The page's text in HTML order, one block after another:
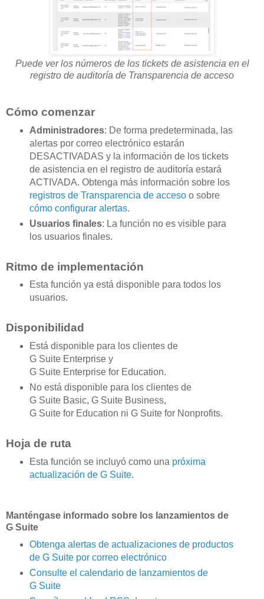
Puede ver los números de los tickets de asistencia en el
registro de auditoría de Transparencia de acceso
Cómo comenzar
Administradores: De forma predeterminada, las
alertas por correo electrónico estarán
DESACTIVADAS y la información de los tickets
de asistencia en el registro de auditoría estará
ACTIVADA. Obtenga más información sobre los
registros de Transparencia de accesoo sobre
cómo configurar alertas.
Usuarios finales: La función no es visible para
los usuarios finales.
Ritmo de implementación
Esta función ya está disponible para todos los
usuarios.
Disponibilidad
Está disponible para los clientes de
G Suite Enterprise y
G Suite Enterprise for Education.
No está disponible para los clientes de
G Suite Basic, G Suite Business,
G Suite for Education ni G Suite for Nonprofits.
Hoja de ruta
Esta función se incluyó como una próxima
actualización de G Suite.
Manténgase informado sobre los lanzamientos de
G Suite
Obtenga alertas de actualizaciones de productos
de G Suite por correo electrónico
Consulte el calendario de lanzamientos de
G Suite